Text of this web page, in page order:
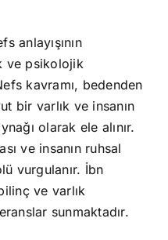
anlayışının
ve psikolojik
kavramı, bedenden
bir varlık ve insanın
olarak ele alınır.
ve insanın ruhsal
vurgulanır. İbn
ve varlık
sunmaktadır.